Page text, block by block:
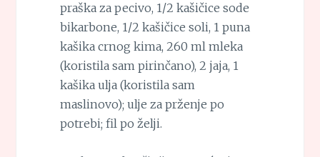
praška za pecivo, 1/2 kašičice sode
bikarbone, 1/2 kašičice soli, 1 puna
kašika crnog kima, 260 ml mleka
(koristila sam pirinčano), 2 jaja, 1
kašika ulja (koristila sam
maslinovo); ulje za prženje po
potrebi; fil po želji.